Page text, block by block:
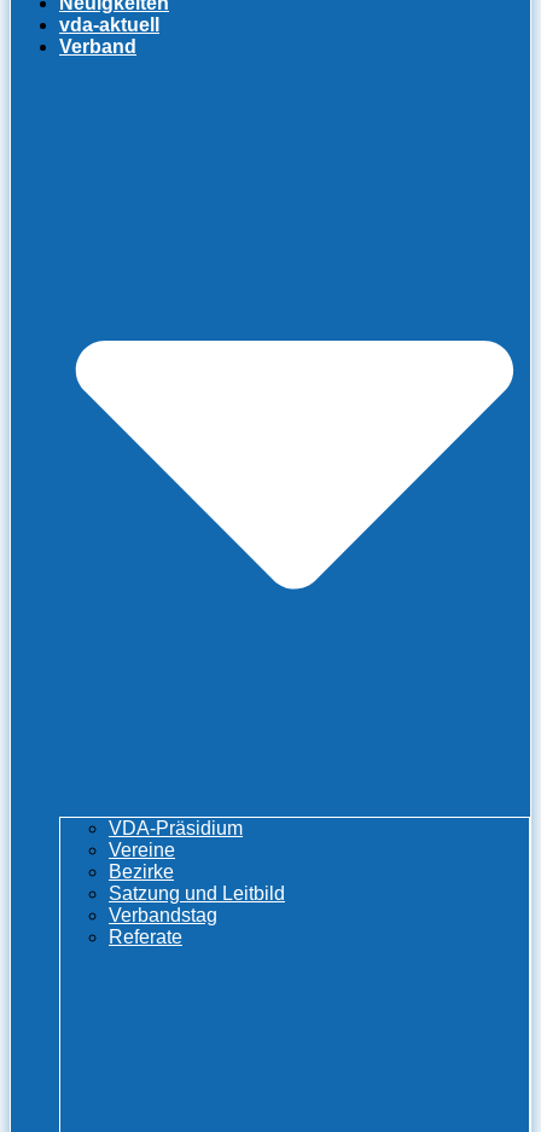
vda-aktuell
Verband
VDA-Präsidium
Vereine
Bezirke
Satzung und Leitbild
Verbandstag
Referate